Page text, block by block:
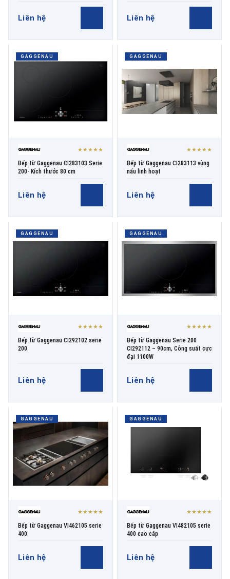
Liên hệ Liên hệ
GAGGENAU
★★★★★
Bếp từ Gaggenau CI283103 Serie
200- Kích thước 80 cm
Liên hệ
GAGGENAU
★★★★★
Bếp từ Gaggenau CI283113 vùng
nấu linh hoạt
Liên hệ
GAGGENAU
★★★★★
Bếp từ Gaggenau CI292102 serie
200
Liên hệ
GAGGENAU
★★★★★
Bếp từ Gaggenau Serie 200
CI292112 – 90cm, Công suất cực
đại 1100W
Liên hệ
GAGGENAU
★★★★★
Bếp từ Gaggenau VI462105 serie
400
Liên hệ
GAGGENAU
★★★★★
Bếp từ Gaggenau VI482105 serie
400 cao cấp
Liên hệ